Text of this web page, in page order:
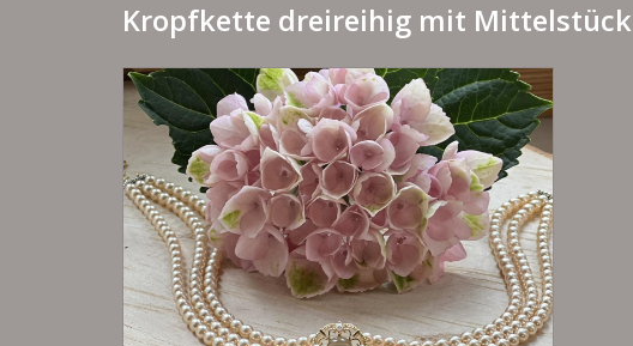
Kropfkette dreireihig mit Mittelstück